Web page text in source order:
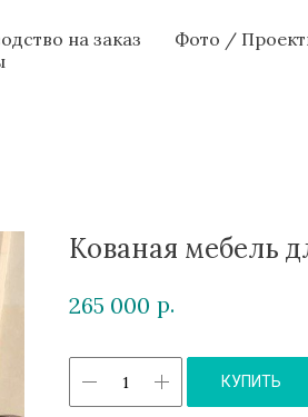
на заказ
Фото /
Кованая мебель
265 000 р.
КУПИТЬ